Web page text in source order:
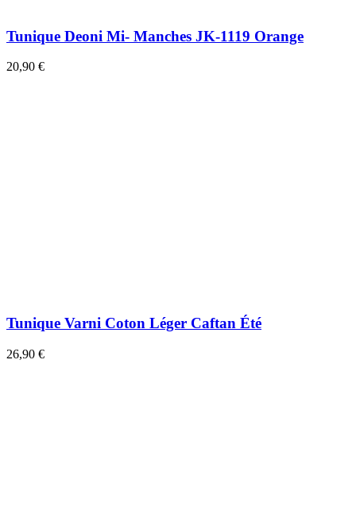
Tunique Deoni Mi- Manches JK-1119 Orange
20,90 €
Tunique Varni Coton Léger Caftan Été
26,90 €